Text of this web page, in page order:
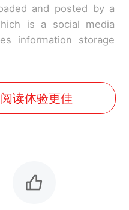
and posted by a
is a social media
information storage
读体验更佳